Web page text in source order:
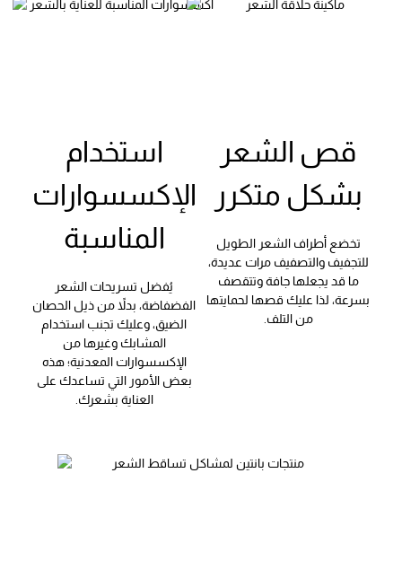
استخدام
الإكسسوارات
المناسبة
يُفضل تسريحات الشعر
الفضفاضة، بدلاً من ذيل الحصان
الضيق، وعليك تجنب استخدام
المشابك وغيرها من
الإكسسوارات المعدنية؛ هذه
بعض الأمور التي تساعدك على
العناية بشعرك.
قص الشعر
بشكل متكرر
تخضع أطراف الشعر الطويل
للتجفيف والتصفيف مرات عديدة،
ما قد يجعلها جافة وتتقصف
بسرعة، لذا عليك قصها لحمايتها
من التلف.